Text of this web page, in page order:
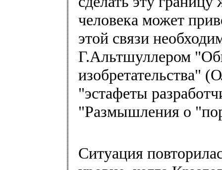
человека может
этой связи
Г.Альтшуллером
изобретательства"
"эстафеты
"Размышления о
Ситуация